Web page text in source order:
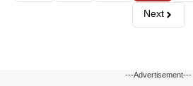
Next
---Advertisement---